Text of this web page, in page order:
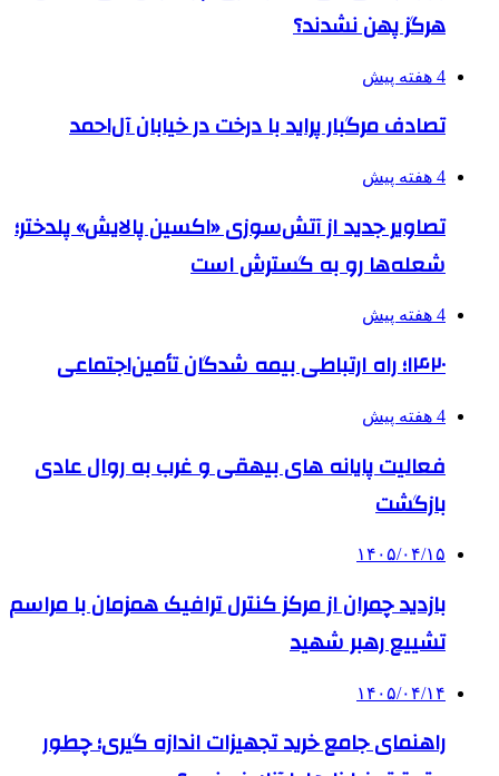
هرگز پهن نشدند؟
4 هفته پیش
تصادف مرگبار پراید با درخت در خیابان آل‌احمد
4 هفته پیش
تصاویر جدید از آتش‌سوزی «اکسین پالایش» پلدختر؛
شعله‌ها رو به گسترش است
4 هفته پیش
۱۴۲۰؛ راه ارتباطی بیمه شدگان تأمین‌اجتماعی
4 هفته پیش
فعالیت پایانه های بیهقی و غرب به روال عادی
بازگشت
۱۴۰۵/۰۴/۱۵
بازدید چمران از مرکز کنترل ترافیک همزمان با مراسم
تشییع رهبر شهید
۱۴۰۵/۰۴/۱۴
راهنمای جامع خرید تجهیزات اندازه گیری؛ چطور